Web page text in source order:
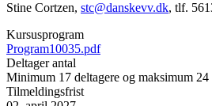
Stine Cortzen, stc@danskevv.dk, tlf.
Kursusprogram
Program10035.pdf
Deltager antal
Minimum 17 deltagere og maksimum 24
Tilmeldingsfrist